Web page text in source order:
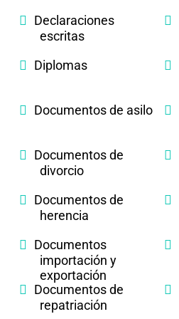
Declaraciones
escritas
Diplomas
Documentos de asilo
Documentos de
divorcio
Documentos de
herencia
Documentos
importación y
exportación
Documentos de
repatriación